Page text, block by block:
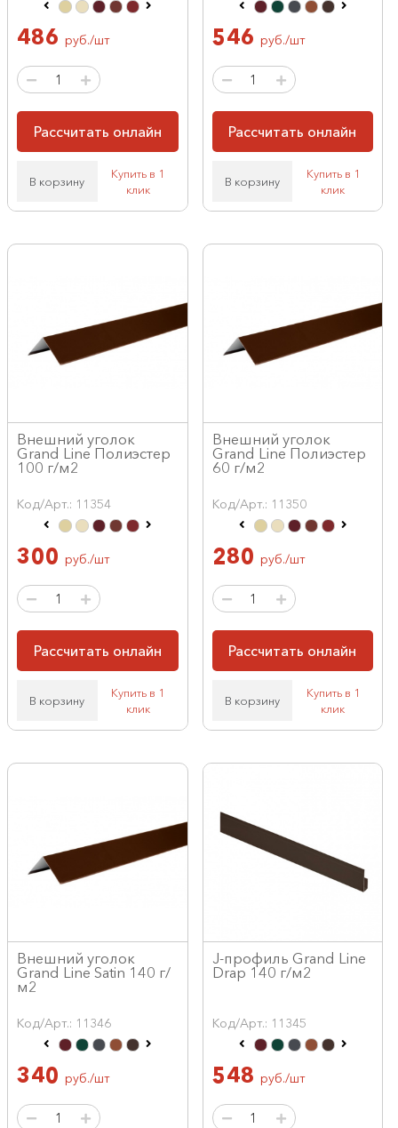
486 руб./шт
Рассчитать онлайн
В корзину
Купить в 1
клик
546 руб./шт
Рассчитать онлайн
В корзину
Купить в 1
клик
Внешний уголок
Grand Line Полиэстер
100 г/м2
Код/Арт.: 11354
300 руб./шт
Рассчитать онлайн
В корзину
Купить в 1
клик
Внешний уголок
Grand Line Полиэстер
60 г/м2
Код/Арт.: 11350
280 руб./шт
Рассчитать онлайн
В корзину
Купить в 1
клик
Внешний уголок
Grand Line Satin 140 г/
м2
Код/Арт.: 11346
340 руб./шт
J-профиль Grand Line
Drap 140 г/м2
Код/Арт.: 11345
548 руб./шт